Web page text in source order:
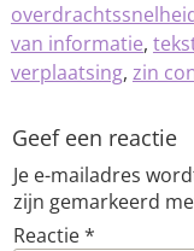
van informatie,
verplaatsing, zin
Geef een reactie
Je e-mailadres
zijn gemarkeerd
Reactie*